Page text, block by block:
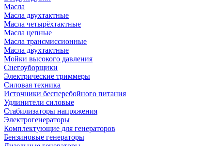
Масла
Масла двухтактные
Масла четырёхтактные
Масла цепные
Масла трансмиссионные
Масла двухтактные
Мойки высокого давления
Снегоуборщики
Электрические триммеры
Силовая техника
Источники бесперебойного питания
Удлинители силовые
Стабилизаторы напряжения
Электрогенераторы
Комплектующие для генераторов
Бензиновые генераторы